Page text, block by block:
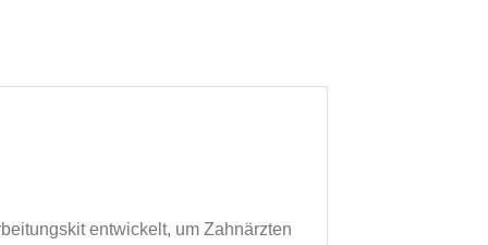
entwickelt, um Zahnärzten